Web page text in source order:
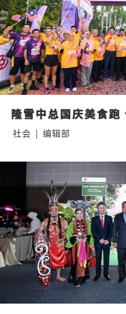
隆雪中总国庆美食
社会 | 编辑部